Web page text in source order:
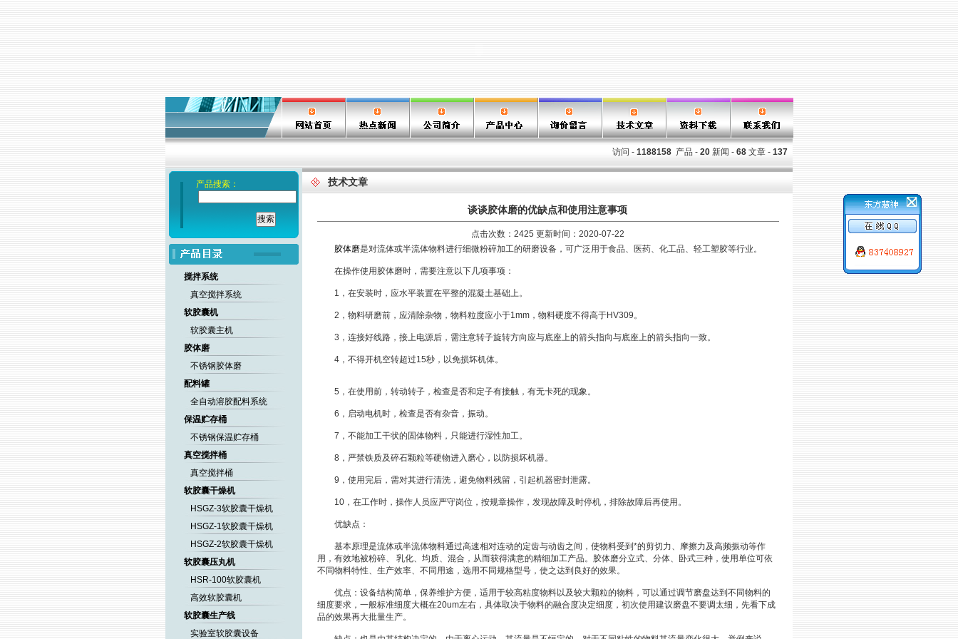
访问 - 1188158 产品 - 20 新闻 - 68 文章 - 137
产品搜索：
搅拌系统
真空搅拌系统
软胶囊机
软胶囊主机
胶体磨
不锈钢胶体磨
配料罐
全自动溶胶配料系统
保温贮存桶
不锈钢保温贮存桶
真空搅拌桶
真空搅拌桶
软胶囊干燥机
HSGZ-3软胶囊干燥机
HSGZ-1软胶囊干燥机
HSGZ-2软胶囊干燥机
软胶囊压丸机
HSR-100软胶囊机
高效软胶囊机
软胶囊生产线
实验室软胶囊设备
技术文章
谈谈胶体磨的优缺点和使用注意事项
点击次数：2425 更新时间：2020-07-22
胶体磨是对流体或半流体物料进行细微粉碎加工的研磨设备，可广泛用于食品、医药、化工品、轻工塑胶等行业。
在操作使用胶体磨时，需要注意以下几项事项：
1，在安装时，应水平装置在平整的混凝土基础上。
2，物料研磨前，应清除杂物，物料粒度应小于1mm，物料硬度不得高于HV309。
3，连接好线路，接上电源后，需注意转子旋转方向应与底座上的箭头指向与底座上的箭头指向一致。
4，不得开机空转超过15秒，以免损坏机体。
5，在使用前，转动转子，检查是否和定子有接触，有无卡死的现象。
6，启动电机时，检查是否有杂音，振动。
7，不能加工干状的固体物料，只能进行湿性加工。
8，严禁铁质及碎石颗粒等硬物进入磨心，以防损坏机器。
9，使用完后，需对其进行清洗，避免物料残留，引起机器密封泄露。
10，在工作时，操作人员应严守岗位，按规章操作，发现故障及时停机，排除故障后再使用。
优缺点：
基本原理是流体或半流体物料通过高速相对连动的定齿与动齿之间，使物料受到*的剪切力、摩擦力及高频振动等作
用，有效地被粉碎、 乳化、均质、混合，从而获得满意的精细加工产品。胶体磨分立式、分体、卧式三种，使用单位可依
不同物料特性、生产效率、不同用途，选用不同规格型号，使之达到良好的效果。
优点：设备结构简单，保养维护方便，适用于较高粘度物料以及较大颗粒的物料，可以通过调节磨盘达到不同物料的
细度要求，一般标准细度大概在20um左右，具体取决于物料的融合度决定细度，初次使用建议磨盘不要调太细，先看下成
品的效果再大批量生产。